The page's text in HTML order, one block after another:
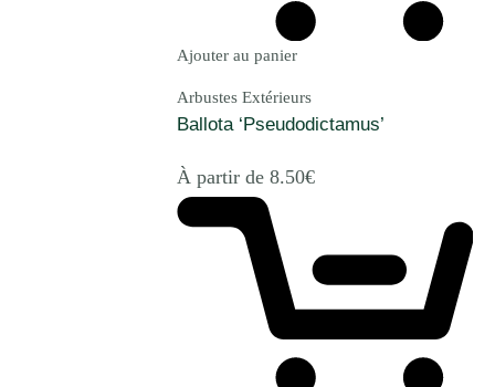
Ajouter au panier
Arbustes Extérieurs
Ballota ‘Pseudodictamus’
À partir de 8.50€